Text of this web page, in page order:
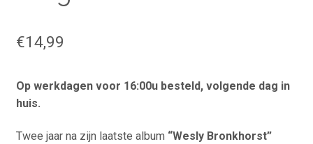
€14,99
Op werkdagen voor 16:00u besteld, volgende dag in
huis.
Twee jaar na zijn laatste album “Wesly Bronkhorst”